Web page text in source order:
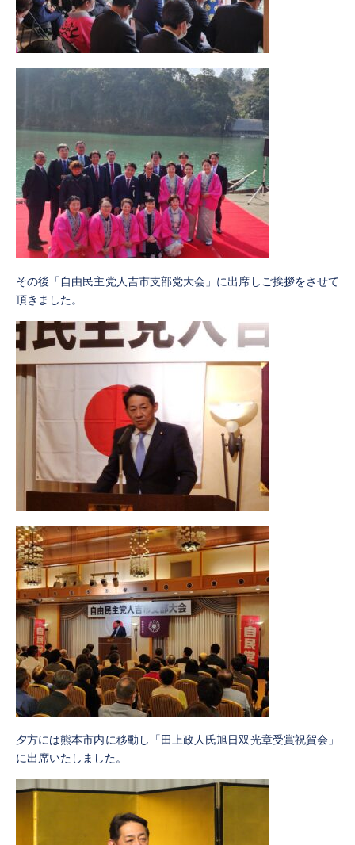
その後「自由民主党人吉市支部党大会」に出席しご挨拶をさせて
頂きました。
夕方には熊本市内に移動し「田上政人氏旭日双光章受賞祝賀会」
に出席いたしました。